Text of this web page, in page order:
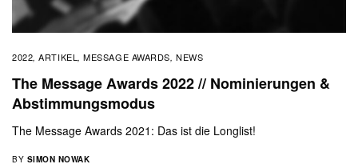
2022,ARTIKEL ,MESSAGE AWARDS,NEWS
The Message Awards 2022 // Nominierungen &
Abstimmungsmodus
The Message Awards 2021: Das ist die Longlist!
BY SIMON NOWAK